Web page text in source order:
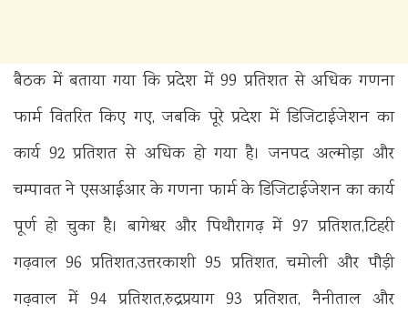
बैठक में बताया गया कि प्रदेश में 99 प्रतिशत से अधिक गणना
फार्म वितरित किए गए, जबकि पूरे प्रदेश में डिजिटाईजेशन का
कार्य 92 प्रतिशत से अधिक हो गया है। जनपद अल्मोड़ा और
चम्पावत ने एसआईआर के गणना फार्म के डिजिटाईजेशन का कार्य
पूर्ण हो चुका है। बागेश्वर और पिथौरागढ़ में 97 प्रतिशत,टिहरी
गढ़वाल 96 प्रतिशत,उत्तरकाशी 95 प्रतिशत, चमोली और पौड़ी
गढ़वाल में 94 प्रतिशत,रुद्रप्रयाग 93 प्रतिशत, नैनीताल और